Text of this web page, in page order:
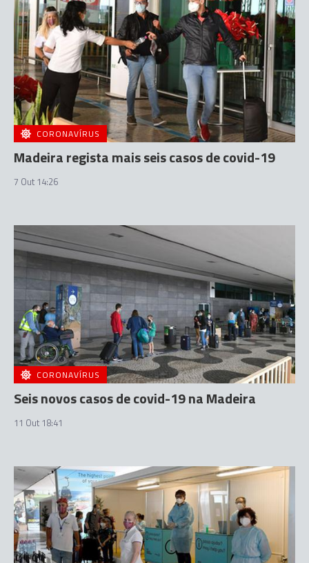
CORONAVÍRUS
Madeira regista mais seis casos de covid-19
7 Out 14:26
CORONAVÍRUS
Seis novos casos de covid-19 na Madeira
11 Out 18:41